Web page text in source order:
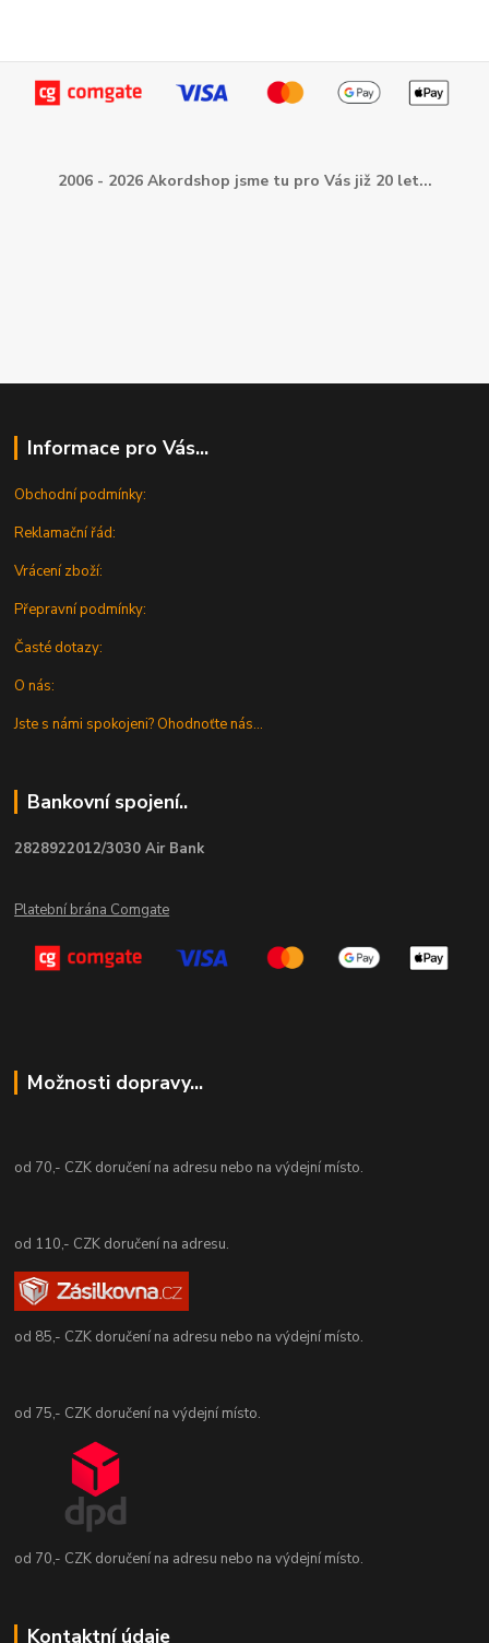
2006 - 2026 Akordshop jsme tu pro Vás již 20 let...
Informace pro Vás...
Obchodní podmínky:
Reklamační řád:
Vrácení zboží:
Přepravní podmínky:
Časté dotazy:
O nás:
Jste s námi spokojeni? Ohodnoťte nás...
Bankovní spojení..
2828922012/3030 Air Bank
Platební brána Comgate
Možnosti dopravy...
od 70,- CZK doručení na adresu nebo na výdejní místo.
od 110,- CZK doručení na adresu.
od 85,- CZK doručení na adresu nebo na výdejní místo.
od 75,- CZK doručení na výdejní místo.
od 70,- CZK doručení na adresu nebo na výdejní místo.
Kontaktní údaje